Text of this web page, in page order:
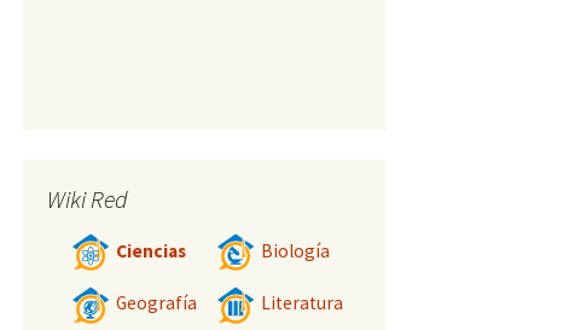
Wiki Red
Ciencias Biología
Geografía Literatura